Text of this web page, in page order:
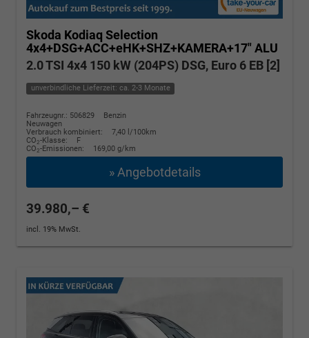
Skoda Kodiaq Selection
4x4+DSG+ACC+eHK+SHZ+KAMERA+17" ALU
2.0 TSI 4x4 150 kW (204PS) DSG, Euro 6 EB [2]
unverbindliche Lieferzeit: ca. 2-3 Monate
Fahrzeugnr.: 506829
Benzin
Neuwagen
Verbrauch kombiniert:
7,40 l/100km
CO2-Klasse:
F
CO2-Emissionen: 169,00 g/km
» Angebotdetails
39.980,– €
incl. 19% MwSt.